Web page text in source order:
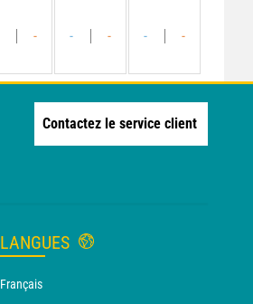
- - - - -
Contactez le service client
LANGUES
Français